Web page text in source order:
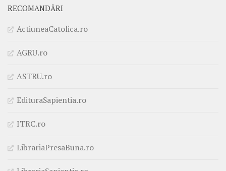
RECOMANDĂRI
ActiuneaCatolica.ro
AGRU.ro
ASTRU.ro
EdituraSapientia.ro
ITRC.ro
LibrariaPresaBuna.ro